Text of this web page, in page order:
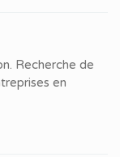
Recherche de
en